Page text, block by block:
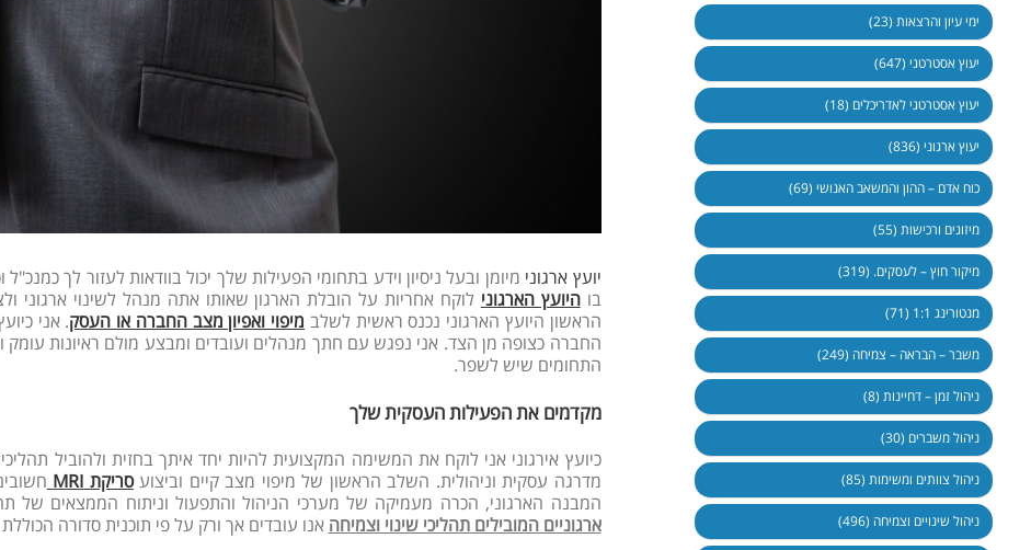
יועץ ארגוני מיומן ובעל ניסיון וידע בתחומי הפעילות שלך יכול בוודאות לעזור לך
בוהיועץ הארגוני לוקח אחריות על הובלת הארגון שאותו אתה מנהל לשינוי
הראשון היועץ הארגוני נכנס ראשית לשלב מיפוי ואפיון מצב החברה או העסק. אני
החברה כצופה מן הצד. אני נפגש עם חתך מנהלים ועובדים ומבצע מולם ראיונות
התחומים שיש לשפר.
מקדמים את הפעילות העסקית שלך
כיועץ אירגוני אני לוקח את המשימה המקצועית להיות יחד איתך בחזית ולהוביל
מדרגה עסקית וניהולית. השלב הראשון של מיפוי מצב קיים וביצועסריקת MRI
המבנה הארגוני, הכרה מעמיקה של מערכי הניהול והתפעול וניתוח הממצאים של
ארגוניים המובילים תהליכי שינוי וצמיחה אנו עובדים אך ורק על פי תוכנית סדורה
ימי עיון והרצאות (23)
יעוץ אסטרטגי (647)
יעוץ אסטרטגי לאדריכלים (18)
יעוץ ארגוני (836)
כוח אדם – ההון והמשאב האנושי (69)
מיזוגים ורכישות (55)
מיקור חוץ – לעסקים. (319)
מנטורינג 1:1 (71)
משבר – הבראה – צמיחה (249)
ניהול זמן – דחיינות (8)
ניהול משברים (30)
ניהול צוותים ומשימות (85)
ניהול שינויים וצמיחה (496)